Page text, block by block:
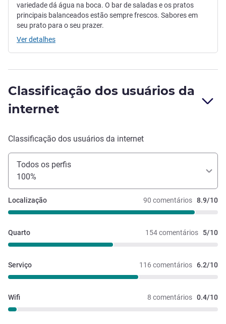
variedade dá água na boca. O bar de saladas e os pratos
principais balanceados estão sempre frescos. Sabores em
seu prato para o seu prazer.
Ver detalhes
Classificação dos usuários da
internet
Classificação dos usuários da internet
Todos os perfis
100%
90 comentários 8.9/10
Localização
154 comentários 5/10
Quarto
116 comentários 6.2/10
Serviço
8 comentários 0.4/10
Wifi